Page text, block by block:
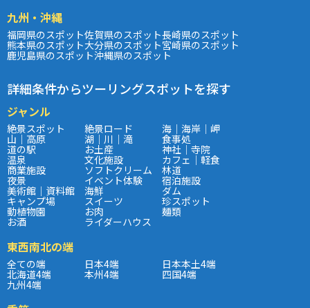
九州・沖縄
福岡県のスポット佐賀県のスポット長崎県のスポット
熊本県のスポット大分県のスポット宮崎県のスポット
鹿児島県のスポット沖縄県のスポット
詳細条件からツーリングスポットを探す
ジャンル
絶景スポット 絶景ロード 海｜海岸｜岬
山｜高原 湖｜川｜滝 食事処
道の駅 お土産 神社｜寺院
温泉 文化施設 カフェ｜軽食
商業施設 ソフトクリーム 林道
夜景 イベント体験 宿泊施設
美術館｜資料館 海鮮 ダム
キャンプ場 スイーツ 珍スポット
動植物園 お肉 麺類
お酒 ライダーハウス
東西南北の端
全ての端 日本4端 日本本土4端
北海道4端 本州4端 四国4端
九州4端